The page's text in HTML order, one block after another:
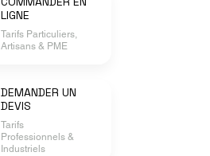
LIGNE
Tarifs Particuliers,
Artisans & PME
DEMANDER UN
DEVIS
Tarifs
Professionnels &
Industriels